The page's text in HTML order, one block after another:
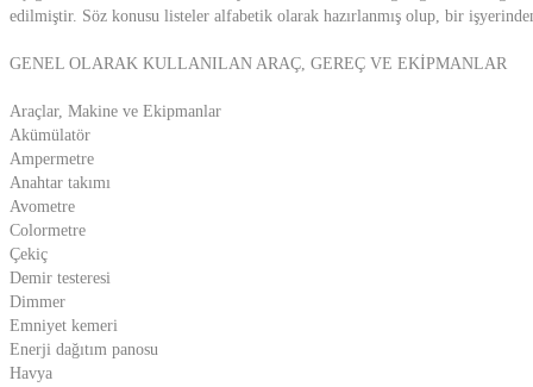
edilmiştir. Söz konusu listeler alfabetik olarak hazırlanmış olup, bir
GENEL OLARAK KULLANILAN ARAÇ, GEREÇ VE EKİPMANLAR
Araçlar, Makine ve Ekipmanlar
Akümülatör
Ampermetre
Anahtar takımı
Avometre
Colormetre
Çekiç
Demir testeresi
Dimmer
Emniyet kemeri
Enerji dağıtım panosu
Havya